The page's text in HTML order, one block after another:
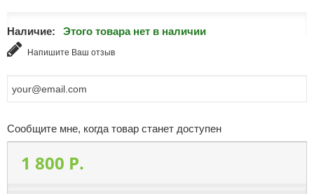
Наличие: Этого товара нет в наличии
Напишите Ваш отзыв
Сообщите мне, когда товар станет доступен
1 800 P.